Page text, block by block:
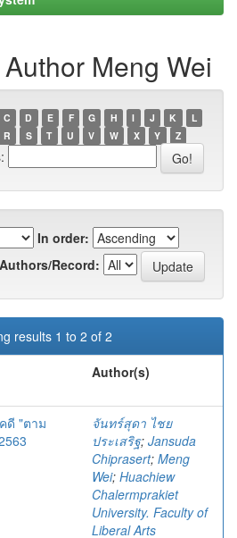
Meng Wei
C D E F G H I J K
L
R S T U V W X Y Z
In order:
Authors/Record:
results 1 to 2 of 2
Author(s)
ดี "ตาม
จันทร์สุดา ไชย
ประเสริฐ; Jansuda
Chiprasert; Meng
Wei; Huachiew
Chalermprakiet
University. Faculty of
Liberal Arts